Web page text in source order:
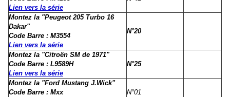
Lien vers la série
Montez la "Peugeot 205 Turbo 16
Dakar"
Code Barre : M3554
Lien vers la série
N°20
Montez la "Citroën SM de 1971"
Code Barre : L9589H
Lien vers la série
N°25
Montez la "Ford Mustang J.Wick"
Code Barre : Mxx
N°01